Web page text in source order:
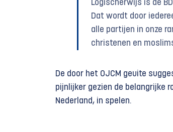
Logischerwijs is de
Dat wordt door
alle partijen in onze
christenen en
De door het OJCM geuite
pijnlijker gezien de belangrijke
Nederland, in spelen.